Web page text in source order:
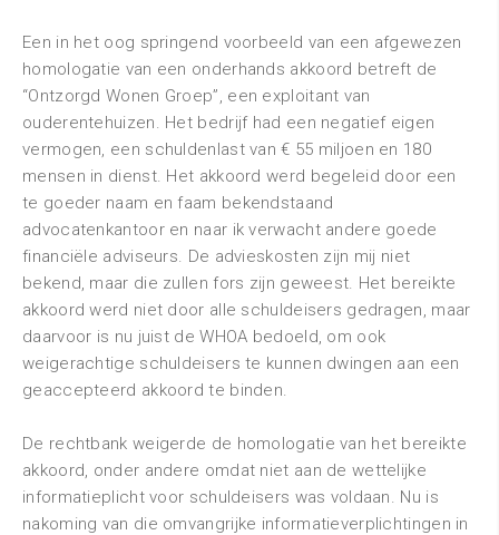
Een in het oog springend voorbeeld van een afgewezen
homologatie van een onderhands akkoord betreft de
“Ontzorgd Wonen Groep”, een exploitant van
ouderentehuizen. Het bedrijf had een negatief eigen
vermogen, een schuldenlast van € 55 miljoen en 180
mensen in dienst. Het akkoord werd begeleid door een
te goeder naam en faam bekendstaand
advocatenkantoor en naar ik verwacht andere goede
financiële adviseurs. De advieskosten zijn mij niet
bekend, maar die zullen fors zijn geweest. Het bereikte
akkoord werd niet door alle schuldeisers gedragen, maar
daarvoor is nu juist de WHOA bedoeld, om ook
weigerachtige schuldeisers te kunnen dwingen aan een
geaccepteerd akkoord te binden.
De rechtbank weigerde de homologatie van het bereikte
akkoord, onder andere omdat niet aan de wettelijke
informatieplicht voor schuldeisers was voldaan. Nu is
nakoming van die omvangrijke informatieverplichtingen in